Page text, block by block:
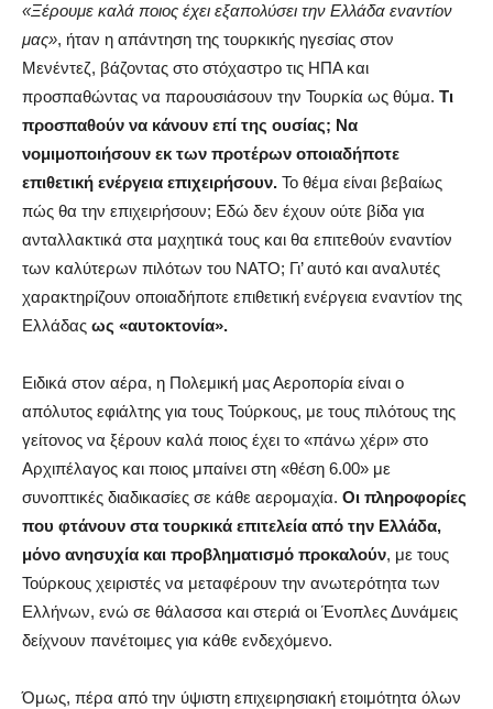
«Ξέρουμε καλά ποιος έχει εξαπολύσει την Ελλάδα εναντίον
μας», ήταν η απάντηση της τουρκικής ηγεσίας στον
Μενέντεζ, βάζοντας στο στόχαστρο τις ΗΠΑ και
προσπαθώντας να παρουσιάσουν την Τουρκία ως θύμα. Τι
προσπαθούν να κάνουν επί της ουσίας; Να
νομιμοποιήσουν εκ των προτέρων οποιαδήποτε
επιθετική ενέργεια επιχειρήσουν. Το θέμα είναι βεβαίως
πώς θα την επιχειρήσουν; Εδώ δεν έχουν ούτε βίδα για
ανταλλακτικά στα μαχητικά τους και θα επιτεθούν εναντίον
των καλύτερων πιλότων του ΝΑΤΟ; Γι’ αυτό και αναλυτές
χαρακτηρίζουν οποιαδήποτε επιθετική ενέργεια εναντίον της
Ελλάδας ως «αυτοκτονία».
Ειδικά στον αέρα, η Πολεμική μας Αεροπορία είναι ο
απόλυτος εφιάλτης για τους Τούρκους, με τους πιλότους της
γείτονος να ξέρουν καλά ποιος έχει το «πάνω χέρι» στο
Αρχιπέλαγος και ποιος μπαίνει στη «θέση 6.00» με
συνοπτικές διαδικασίες σε κάθε αερομαχία. Οι πληροφορίες
που φτάνουν στα τουρκικά επιτελεία από την Ελλάδα,
μόνο ανησυχία και προβληματισμό προκαλούν, με τους
Τούρκους χειριστές να μεταφέρουν την ανωτερότητα των
Ελλήνων, ενώ σε θάλασσα και στεριά οι Ένοπλες Δυνάμεις
δείχνουν πανέτοιμες για κάθε ενδεχόμενο.
Όμως, πέρα από την ύψιστη επιχειρησιακή ετοιμότητα όλων